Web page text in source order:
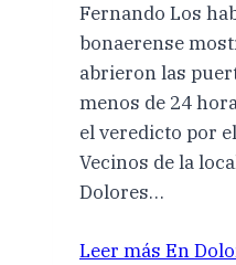
Fernando Los
bonaerense
abrieron las
menos de 24
el veredicto por
Vecinos de la
Dolores…
Leer más En